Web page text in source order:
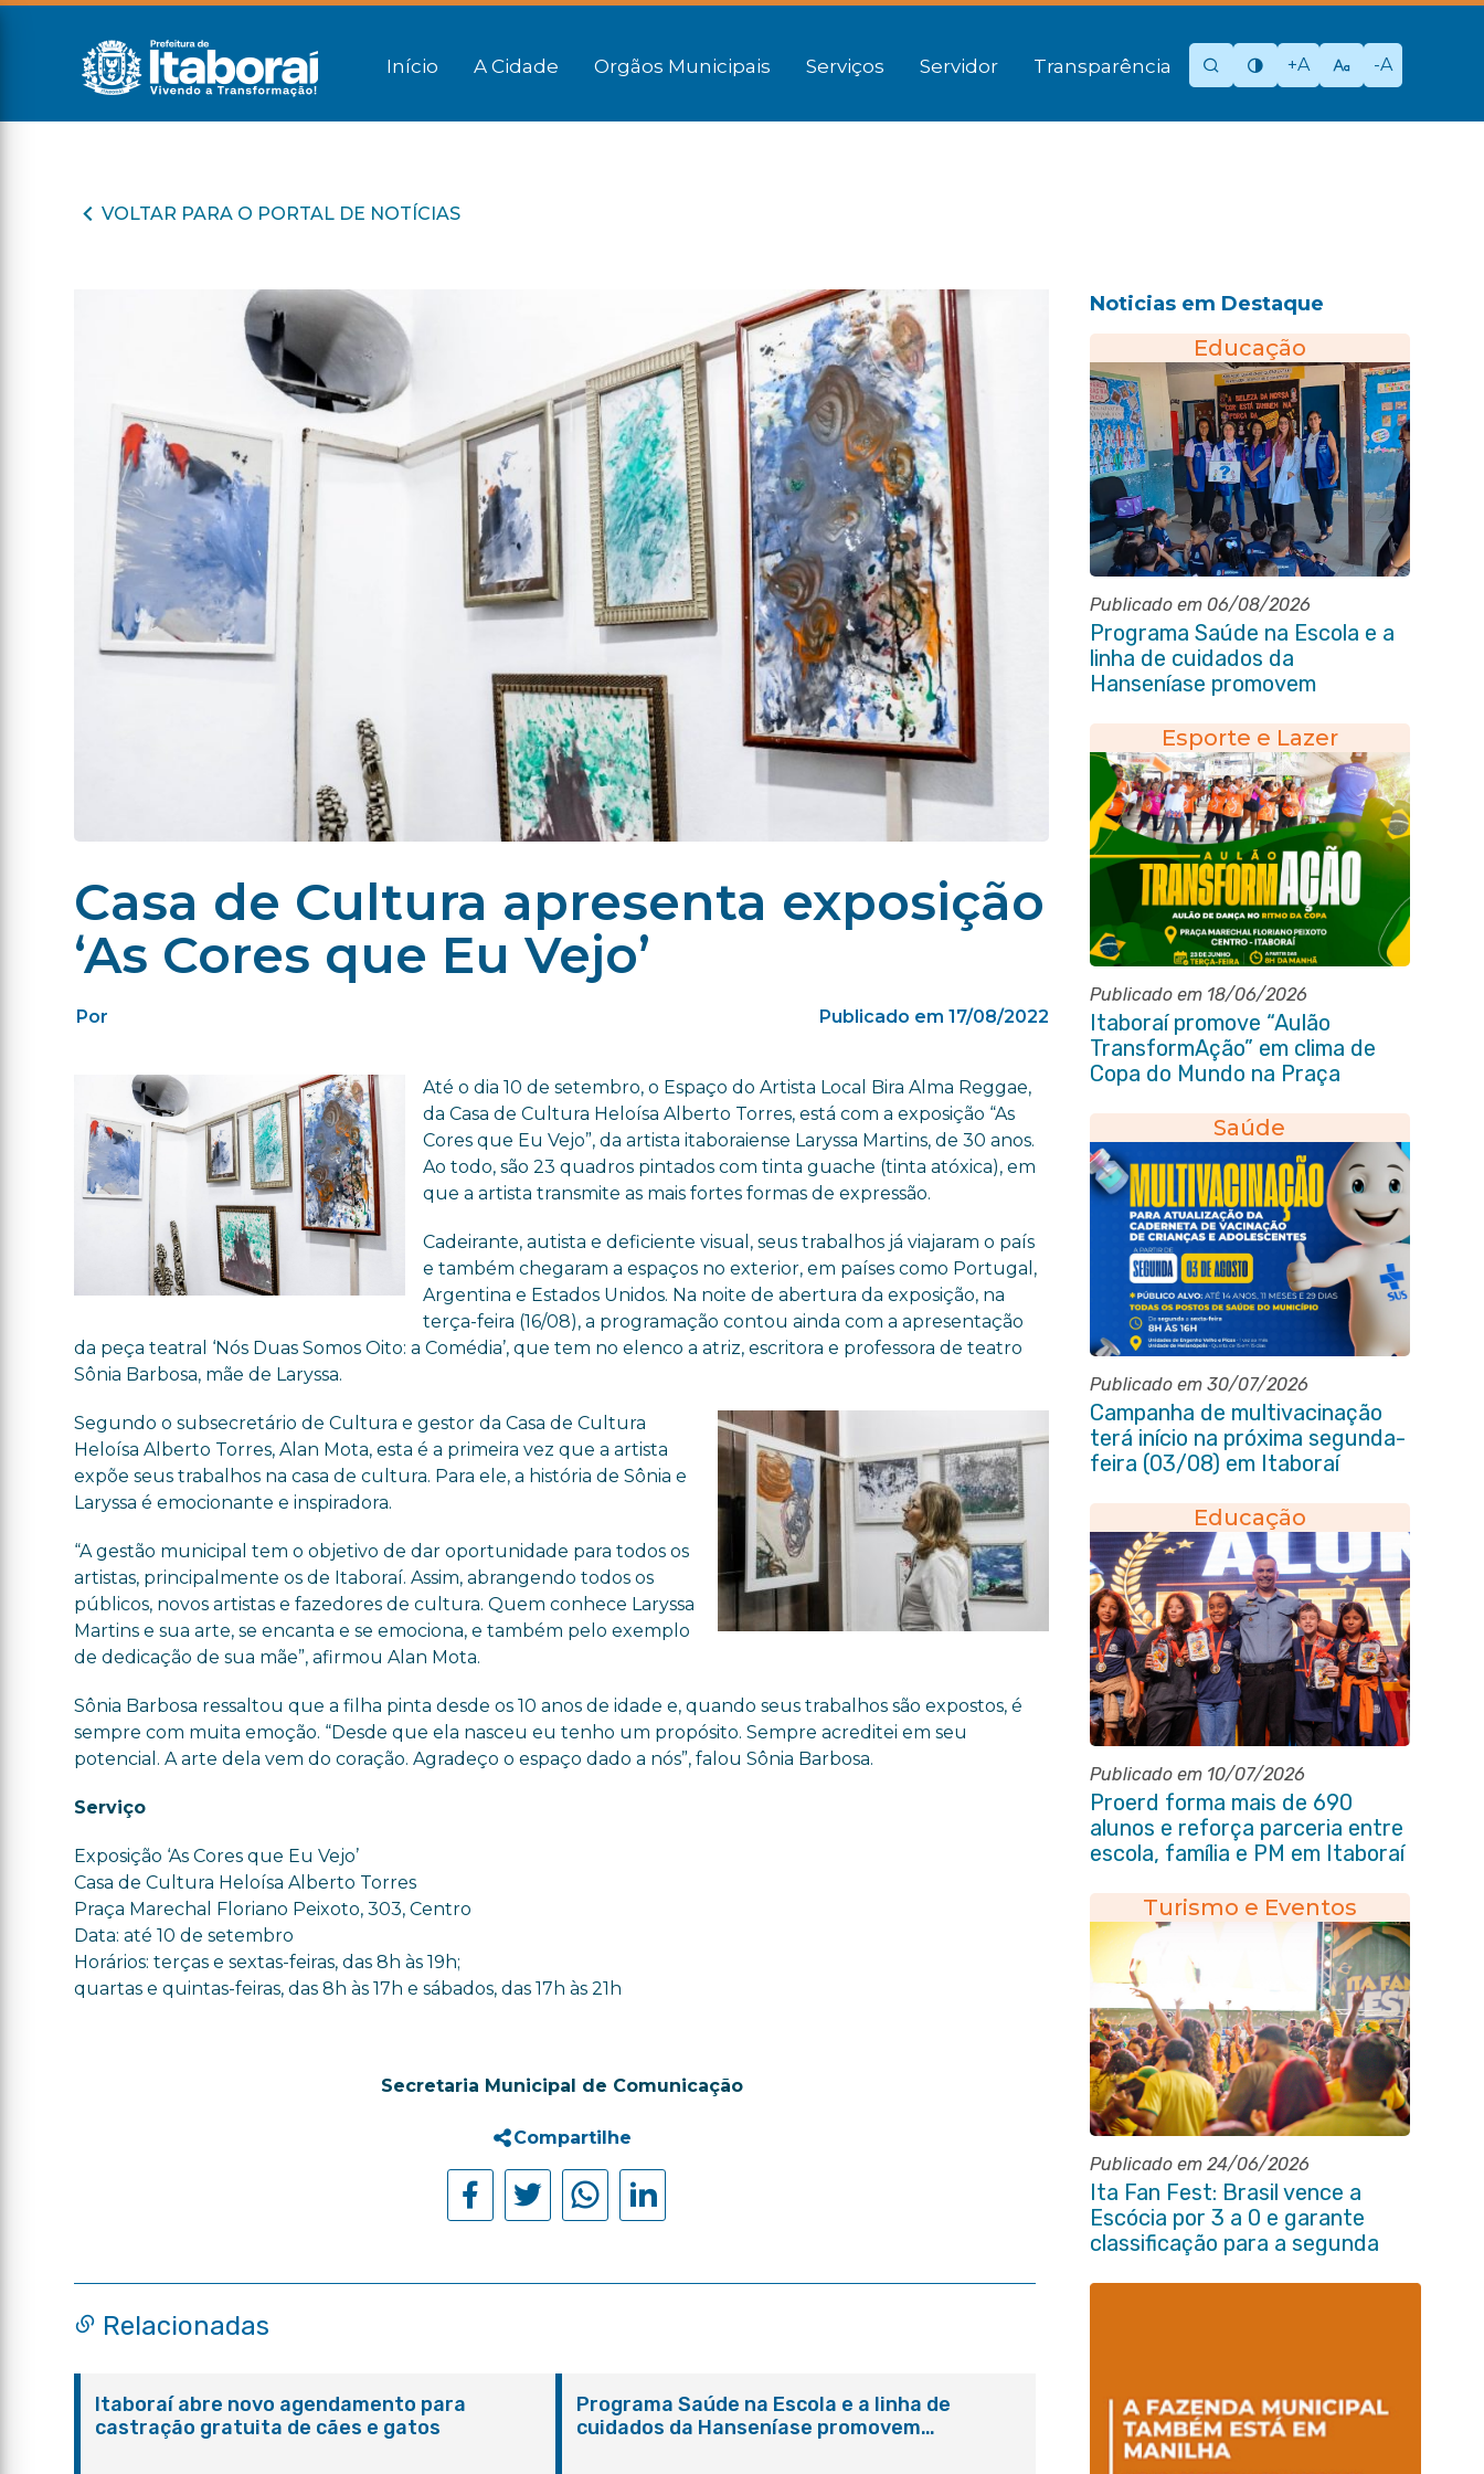
Início A Cidade Orgãos Municipais Serviços Servidor Transparência +A -A
VOLTAR PARA O PORTAL DE NOTÍCIAS
Casa de Cultura apresenta exposição
‘As Cores que Eu Vejo’
Por Publicado em 17/08/2022
Até o dia 10 de setembro, o Espaço do Artista Local Bira Alma Reggae,
da Casa de Cultura Heloísa Alberto Torres, está com a exposição “As
Cores que Eu Vejo”, da artista itaboraiense Laryssa Martins, de 30 anos.
Ao todo, são 23 quadros pintados com tinta guache (tinta atóxica), em
que a artista transmite as mais fortes formas de expressão.
Cadeirante, autista e deficiente visual, seus trabalhos já viajaram o país
e também chegaram a espaços no exterior, em países como Portugal,
Argentina e Estados Unidos. Na noite de abertura da exposição, na
terça-feira (16/08), a programação contou ainda com a apresentação
da peça teatral ‘Nós Duas Somos Oito: a Comédia’, que tem no elenco a atriz, escritora e professora de teatro
Sônia Barbosa, mãe de Laryssa.
Segundo o subsecretário de Cultura e gestor da Casa de Cultura
Heloísa Alberto Torres, Alan Mota, esta é a primeira vez que a artista
expõe seus trabalhos na casa de cultura. Para ele, a história de Sônia e
Laryssa é emocionante e inspiradora.
“A gestão municipal tem o objetivo de dar oportunidade para todos os
artistas, principalmente os de Itaboraí. Assim, abrangendo todos os
públicos, novos artistas e fazedores de cultura. Quem conhece Laryssa
Martins e sua arte, se encanta e se emociona, e também pelo exemplo
de dedicação de sua mãe”, afirmou Alan Mota.
Sônia Barbosa ressaltou que a filha pinta desde os 10 anos de idade e, quando seus trabalhos são expostos, é
sempre com muita emoção. “Desde que ela nasceu eu tenho um propósito. Sempre acreditei em seu
potencial. A arte dela vem do coração. Agradeço o espaço dado a nós”, falou Sônia Barbosa.
Serviço
Exposição ‘As Cores que Eu Vejo’
Casa de Cultura Heloísa Alberto Torres
Praça Marechal Floriano Peixoto, 303, Centro
Data: até 10 de setembro
Horários: terças e sextas-feiras, das 8h às 19h;
quartas e quintas-feiras, das 8h às 17h e sábados, das 17h às 21h
Secretaria Municipal de Comunicação
Compartilhe
Noticias em Destaque
Educação
Publicado em 06/08/2026
Programa Saúde na Escola e a
linha de cuidados da
Hanseníase promovem
hanseníase na E.M Adelaide de
Magalhães Seabra
Esporte e Lazer
Publicado em 18/06/2026
Itaboraí promove “Aulão
TransformAção” em clima de
Copa do Mundo na Praça
Saúde
Publicado em 30/07/2026
Campanha de multivacinação
terá início na próxima segunda-
feira (03/08) em Itaboraí
Educação
Publicado em 10/07/2026
Proerd forma mais de 690
alunos e reforça parceria entre
escola, família e PM em Itaboraí
Turismo e Eventos
Publicado em 24/06/2026
Ita Fan Fest: Brasil vence a
Escócia por 3 a 0 e garante
classificação para a segunda
Relacionadas
Itaboraí abre novo agendamento para
castração gratuita de cães e gatos
Programa Saúde na Escola e a linha de
cuidados da Hanseníase promovem